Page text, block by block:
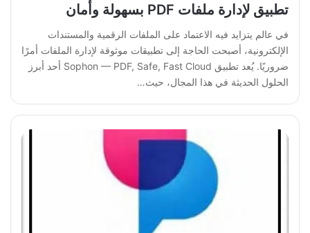
تطبيق لإدارة ملفات PDF بسهولة وأمان
في عالم يتزايد فيه الاعتماد على الملفات الرقمية والمستندات
الإلكترونية، أصبحت الحاجة إلى تطبيقات موثوقة لإدارة الملفات أمرًا
ضروريًا. يُعد تطبيق Sophon — PDF, Safe, Fast Cloud أحد أبرز
الحلول الحديثة في هذا المجال، حيث…